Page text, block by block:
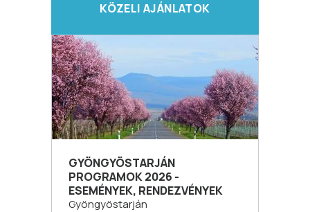
KÖZELI AJÁNLATOK
GYÖNGYÖSTARJÁN
PROGRAMOK 2026 -
ESEMÉNYEK, RENDEZVÉNYEK
Gyöngyöstarján